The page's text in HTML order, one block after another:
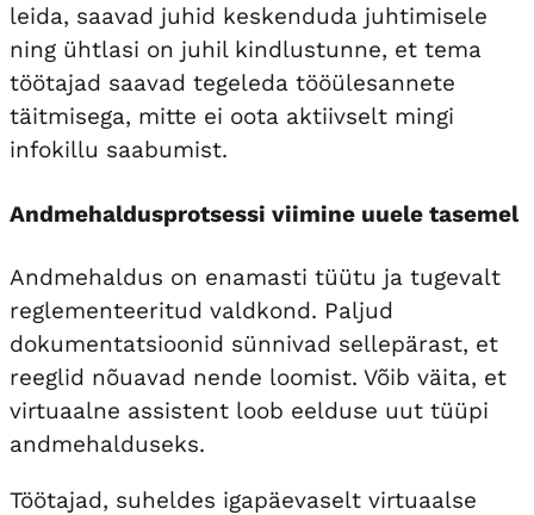
leida, saavad juhid keskenduda juhtimisele
ning ühtlasi on juhil kindlustunne, et tema
töötajad saavad tegeleda tööülesannete
täitmisega, mitte ei oota aktiivselt mingi
infokillu saabumist.
Andmehaldusprotsessi viimine uuele tasemel
Andmehaldus on enamasti tüütu ja tugevalt
reglementeeritud valdkond. Paljud
dokumentatsioonid sünnivad sellepärast, et
reeglid nõuavad nende loomist. Võib väita, et
virtuaalne assistent loob eelduse uut tüüpi
andmehalduseks.
Töötajad, suheldes igapäevaselt virtuaalse